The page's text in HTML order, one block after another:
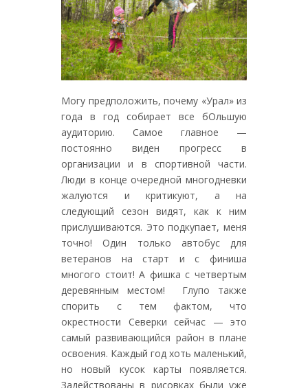
Могу предположить, почему «Урал» из
года в год собирает все бОльшую
аудиторию. Самое главное —
постоянно виден прогресс в
организации и в спортивной части.
Люди в конце очередной многодневки
жалуются и критикуют, а на
следующий сезон видят, как к ним
прислушиваются. Это подкупает, меня
точно! Один только автобус для
ветеранов на старт и с финиша
многого стоит! А фишка с четвертым
деревянным местом! Глупо также
спорить с тем фактом, что
окрестности Северки сейчас — это
самый развивающийся район в плане
освоения. Каждый год хоть маленький,
но новый кусок карты появляется.
Задействованы в рисовках были уже